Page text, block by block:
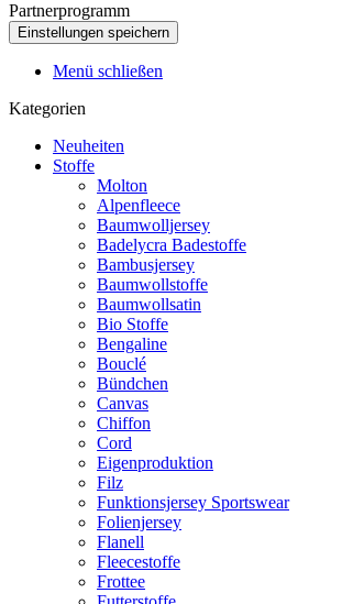
Partnerprogramm
Menü schließen
Kategorien
Neuheiten
Stoffe
Molton
Alpenfleece
Baumwolljersey
Badelycra Badestoffe
Bambusjersey
Baumwollstoffe
Baumwollsatin
Bio Stoffe
Bengaline
Bouclé
Bündchen
Canvas
Chiffon
Cord
Eigenproduktion
Filz
Funktionsjersey Sportswear
Folienjersey
Flanell
Fleecestoffe
Frottee